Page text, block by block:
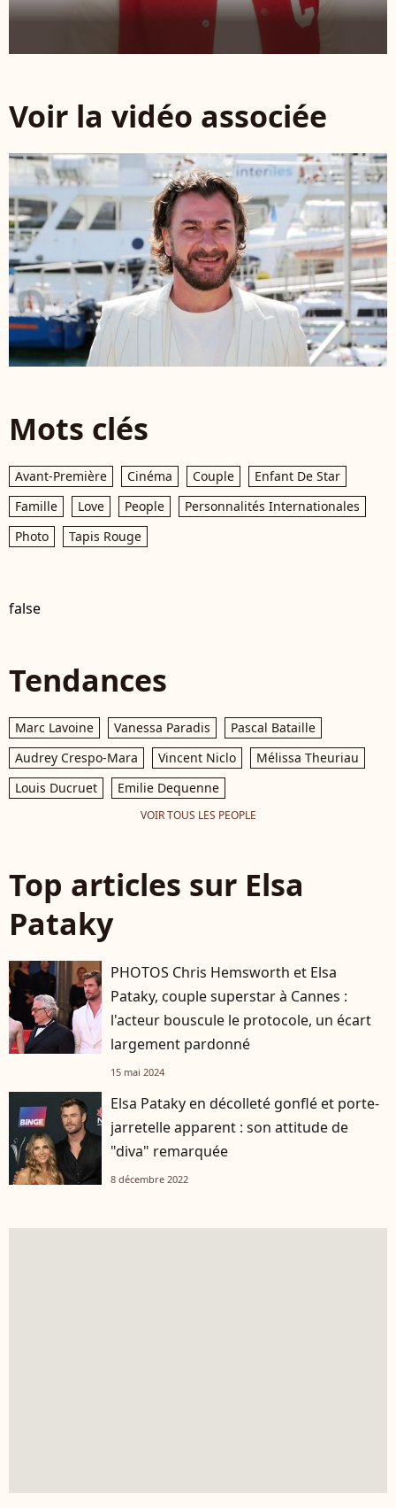
Voir la vidéo associée
Mots clés
Avant-Première Cinéma Couple
Enfant De Star
Famille
Love People
Personnalités Internationales
Photo
Tapis Rouge
false
Tendances
Marc Lavoine Vanessa Paradis
Pascal Bataille
Audrey Crespo-Mara
Vincent Niclo
Mélissa Theuriau
Louis Ducruet
Emilie Dequenne
VOIR TOUS LES PEOPLE
Top articles sur Elsa
Pataky
PHOTOS Chris Hemsworth et Elsa
Pataky, couple superstar à Cannes :
l'acteur bouscule le protocole, un écart
largement pardonné
15 mai 2024
Elsa Pataky en décolleté gonflé et porte-
jarretelle apparent : son attitude de
"diva" remarquée
8 décembre 2022